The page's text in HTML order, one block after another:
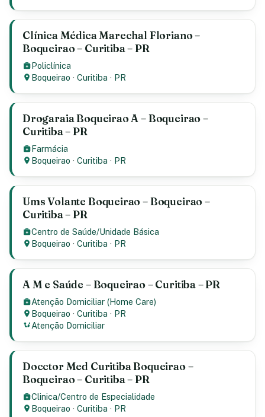
Clínica Médica Marechal Floriano –
Boqueirao – Curitiba – PR
Policlínica
Boqueirao ·Curitiba · PR
Drogaraia Boqueirao A – Boqueirao –
Curitiba – PR
Farmácia
Boqueirao ·Curitiba · PR
Ums Volante Boqueirao – Boqueirao –
Curitiba – PR
Centro de Saúde/Unidade Básica
Boqueirao ·Curitiba · PR
A M e Saúde – Boqueirao – Curitiba – PR
Atenção Domiciliar (Home Care)
Boqueirao ·Curitiba · PR
Atenção Domiciliar
Docctor Med Curitiba Boqueirao –
Boqueirao – Curitiba – PR
Clinica/Centro de Especialidade
Boqueirao ·Curitiba · PR